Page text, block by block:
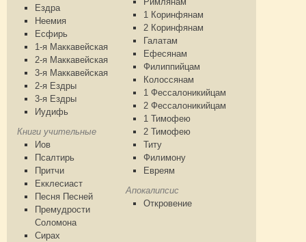
Ездра
Неемия
Есфирь
1-я Маккавейская
2-я Маккавейская
3-я Маккавейская
2-я Ездры
3-я Ездры
Иудифь
Книги учительные
Иов
Псалтирь
Притчи
Екклесиаст
Песня Песней
Премудрости
Соломона
Сирах
1 Коринфянам
2 Коринфянам
Галатам
Ефесянам
Филиппийцам
Колоссянам
1 Фессалоникийцам
2 Фессалоникийцам
1 Тимофею
2 Тимофею
Титу
Филимону
Евреям
Апокалипсис
Откровение